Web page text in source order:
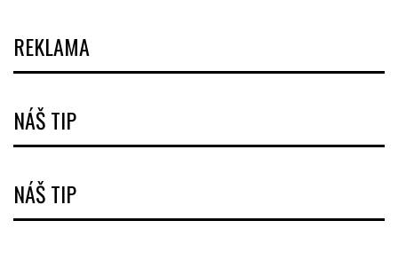
REKLAMA
NÁŠ TIP
NÁŠ TIP